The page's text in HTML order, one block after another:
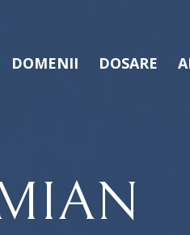
DOMENII DOSARE